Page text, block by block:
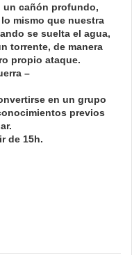
un cañón profundo,
mismo que nuestra
se suelta el agua,
torrente, de manera
propio ataque.
–
en un grupo
previos
de 15h.